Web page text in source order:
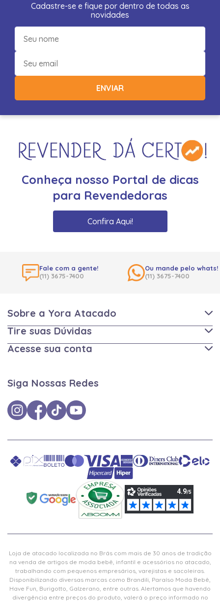
Cadastre-se e fique por dentro de todas as
novidades
ENVIAR
Conheça nosso Portal de dicas
para Revendedoras
Confira Aqui!
Fale com a gente!
(11) 3675-7400
Ou mande pelo whats!
(11) 3675-7400
Sobre a Yora Atacado
Tire suas Dúvidas
Acesse sua conta
Siga Nossas Redes
Loja de atacado localizada no Brás com mais de 30 anos de tradição
na venda de artigos de moda bebê, infantil e acessórios no atacado,
trabalhando com pequenos empresários, varejistas e sacoleiras.
Disponibilizando diversas marcas como Brandili, Paraíso Moda Bebê,
Have Fun, Burigotto, Galzerano, entre outras. Alertamos que havendo
divergência entre preços do produto, valerá o preço informado no